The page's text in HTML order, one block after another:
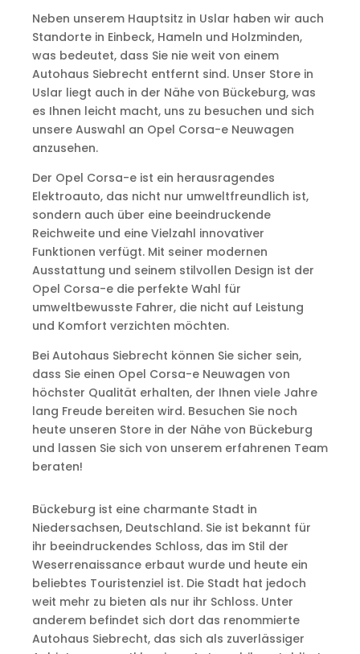
Neben unserem Hauptsitz in Uslar haben wir auch
Standorte in Einbeck, Hameln und Holzminden,
was bedeutet, dass Sie nie weit von einem
Autohaus Siebrecht entfernt sind. Unser Store in
Uslar liegt auch in der Nähe von Bückeburg, was
es Ihnen leicht macht, uns zu besuchen und sich
unsere Auswahl an Opel Corsa-e Neuwagen
anzusehen.
Der Opel Corsa-e ist ein herausragendes
Elektroauto, das nicht nur umweltfreundlich ist,
sondern auch über eine beeindruckende
Reichweite und eine Vielzahl innovativer
Funktionen verfügt. Mit seiner modernen
Ausstattung und seinem stilvollen Design ist der
Opel Corsa-e die perfekte Wahl für
umweltbewusste Fahrer, die nicht auf Leistung
und Komfort verzichten möchten.
Bei Autohaus Siebrecht können Sie sicher sein,
dass Sie einen Opel Corsa-e Neuwagen von
höchster Qualität erhalten, der Ihnen viele Jahre
lang Freude bereiten wird. Besuchen Sie noch
heute unseren Store in der Nähe von Bückeburg
und lassen Sie sich von unserem erfahrenen Team
beraten!
Bückeburg ist eine charmante Stadt in
Niedersachsen, Deutschland. Sie ist bekannt für
ihr beeindruckendes Schloss, das im Stil der
Weserrenaissance erbaut wurde und heute ein
beliebtes Touristenziel ist. Die Stadt hat jedoch
weit mehr zu bieten als nur ihr Schloss. Unter
anderem befindet sich dort das renommierte
Autohaus Siebrecht, das sich als zuverlässiger